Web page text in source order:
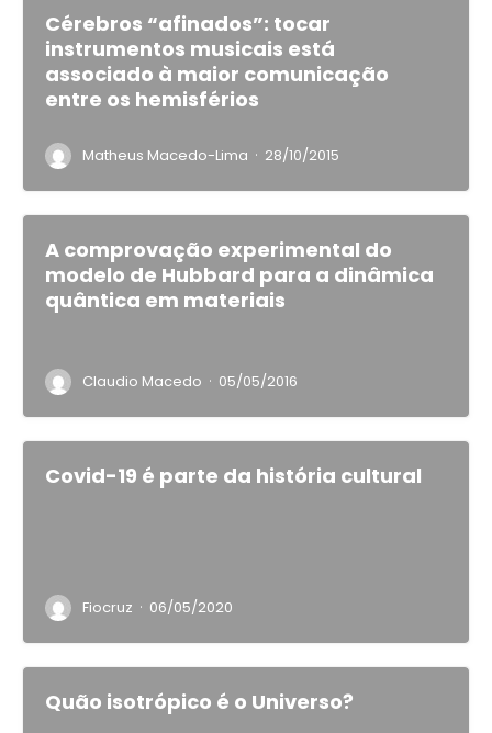
Cérebros “afinados”: tocar
instrumentos musicais está
associado à maior comunicação
entre os hemisférios
Matheus Macedo-Lima · 28/10/2015
A comprovação experimental do
modelo de Hubbard para a dinâmica
quântica em materiais
Claudio Macedo · 05/05/2016
Covid-19 é parte da história cultural
Fiocruz · 06/05/2020
Quão isotrópico é o Universo?